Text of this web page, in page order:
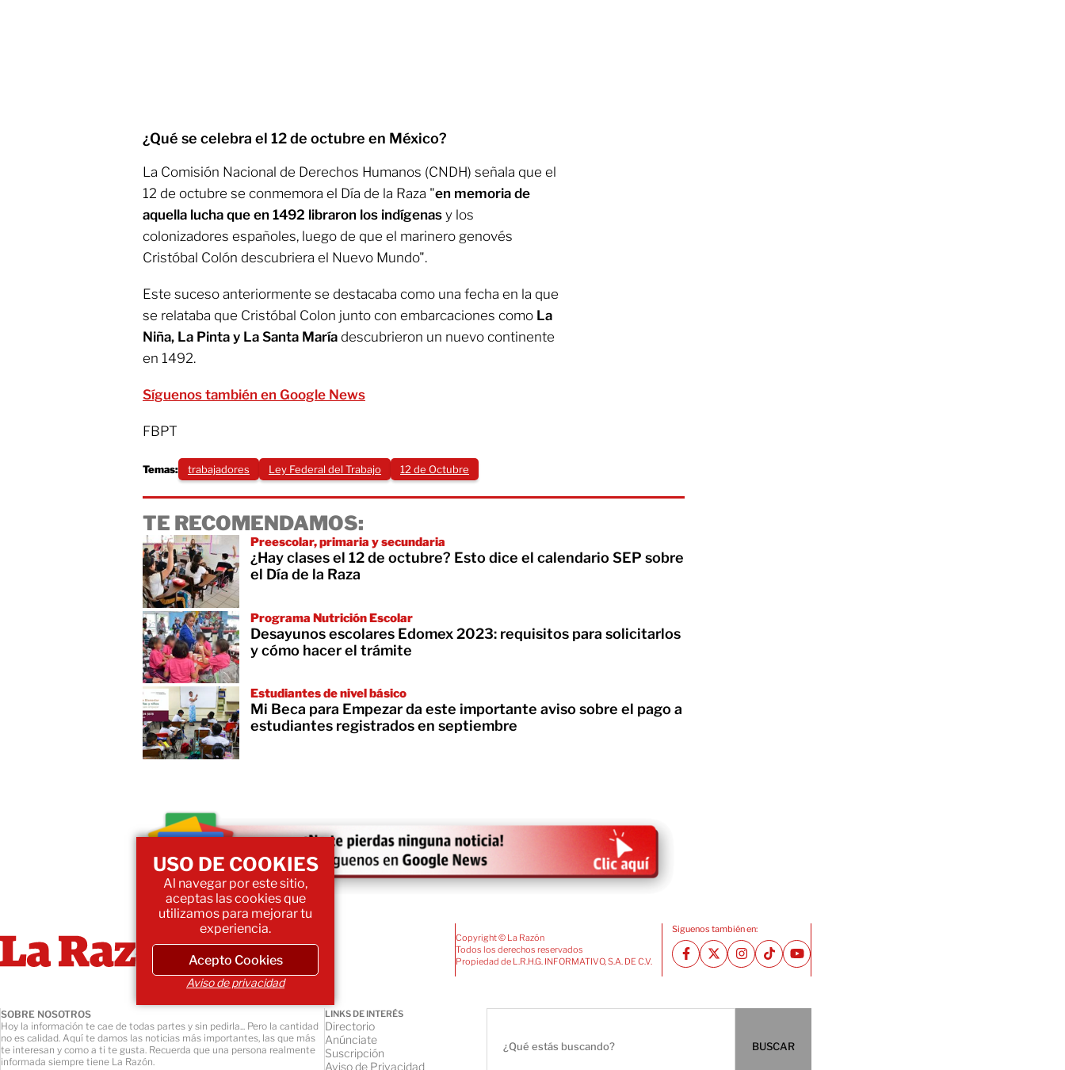
¿Qué se celebra el 12 de octubre en México?
La Comisión Nacional de Derechos Humanos (CNDH) señala que el
12 de octubre se conmemora el Día de la Raza "en memoria de
aquella lucha que en 1492 libraron los indígenas y los
colonizadores españoles, luego de que el marinero genovés
Cristóbal Colón descubriera el Nuevo Mundo".
Este suceso anteriormente se destacaba como una fecha en la que
se relataba que Cristóbal Colon junto con embarcaciones como La
Niña, La Pinta y La Santa María descubrieron un nuevo continente
en 1492.
Síguenos también en Google News
FBPT
Temas: trabajadores Ley Federal del Trabajo 12 de Octubre
TE RECOMENDAMOS:
Preescolar, primaria y secundaria
¿Hay clases el 12 de octubre? Esto dice el calendario SEP sobre
el Día de la Raza
Programa Nutrición Escolar
Desayunos escolares Edomex 2023: requisitos para solicitarlos
y cómo hacer el trámite
Estudiantes de nivel básico
Mi Beca para Empezar da este importante aviso sobre el pago a
estudiantes registrados en septiembre
Copyright © La Razón
Todos los derechos reservados
Propiedad de L.R.H.G. INFORMATIVO, S.A. DE C.V.
Siguenos también en:
SOBRE NOSOTROS
Hoy la información te cae de todas partes y sin pedirla... Pero la cantidad
no es calidad. Aquí te damos las noticias más importantes, las que más
te interesan y como a ti te gusta. Recuerda que una persona realmente
informada siempre tiene La Razón.
LINKS DE INTERÉS
Directorio
Anúnciate
Suscripción
Aviso de Privacidad
BUSCAR
USO DE COOKIES
Al navegar por este sitio,
aceptas las cookies que
utilizamos para mejorar tu
experiencia.
Acepto Cookies
Aviso de privacidad